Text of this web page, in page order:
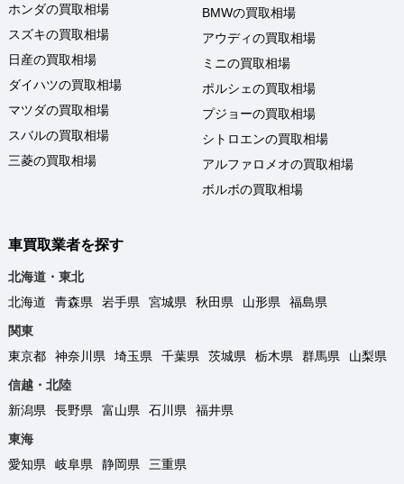
ホンダの買取相場
スズキの買取相場
日産の買取相場
ダイハツの買取相場
マツダの買取相場
スバルの買取相場
三菱の買取相場
BMWの買取相場
アウディの買取相場
ミニの買取相場
ポルシェの買取相場
プジョーの買取相場
シトロエンの買取相場
アルファロメオの買取相場
ボルボの買取相場
車買取業者を探す
北海道・東北
北海道
青森県 岩手県 宮城県 秋田県 山形県
福島県
関東
東京都
神奈川県 埼玉県 千葉県 茨城県 栃木県 群馬県
山梨県
信越・北陸
新潟県
長野県 富山県 石川県
福井県
東海
愛知県
岐阜県 静岡県
三重県